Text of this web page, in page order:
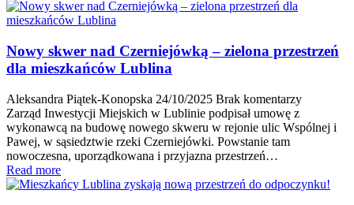
Nowy skwer nad Czerniejówką – zielona przestrzeń
dla mieszkańców Lublina
Aleksandra Piątek-Konopska 24/10/2025 Brak komentarzy
Zarząd Inwestycji Miejskich w Lublinie podpisał umowę z
wykonawcą na budowę nowego skweru w rejonie ulic Wspólnej i
Pawej, w sąsiedztwie rzeki Czerniejówki. Powstanie tam
nowoczesna, uporządkowana i przyjazna przestrzeń…
Read more